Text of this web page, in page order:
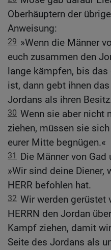
Oberhäuptern der
Anweisung:
29 »Wenn die Männer
euch zusammen den
lange kämpfen, bis das
ist, dann gebt ihnen
Jordans als ihren
30 Wenn sie aber nicht
ziehen, müssen sie
eurer Mitte begnügen.«
31
Die Männer von Gad
»Wir sind deine Diener,
HERR befohlen hat.
32 Wir werden gerüstet
HERRN den Jordan
Kampf ziehen, damit
Seite des Jordans als